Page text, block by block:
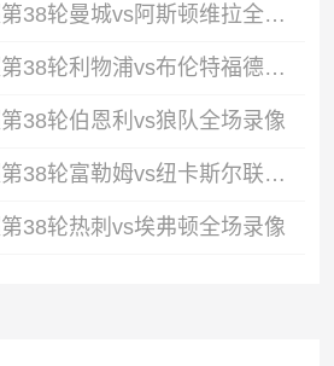
05月25日英超第38轮曼城vs阿斯顿维拉全场录像
05月25日英超第38轮利物浦vs布伦特福德全场录像
38轮伯恩利vs狼队全场录像
05月25日英超第38轮富勒姆vs纽卡斯尔联全场录像
38轮热刺vs埃弗顿全场录像